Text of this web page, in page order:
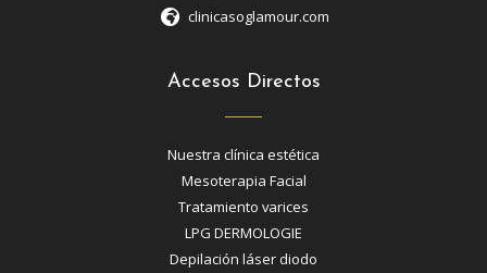
clinicasoglamour.com
Accesos Directos
Nuestra clínica estética
Mesoterapia Facial
Tratamiento varices
LPG DERMOLOGIE
Depilación láser diodo